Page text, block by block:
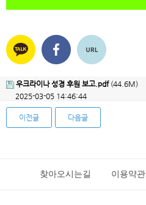
우크라이나 성경 후원 보고.pdf(44.6M)
2025-03-05 14:46:44
이전글 다음글
찾아오시는길 이용약관